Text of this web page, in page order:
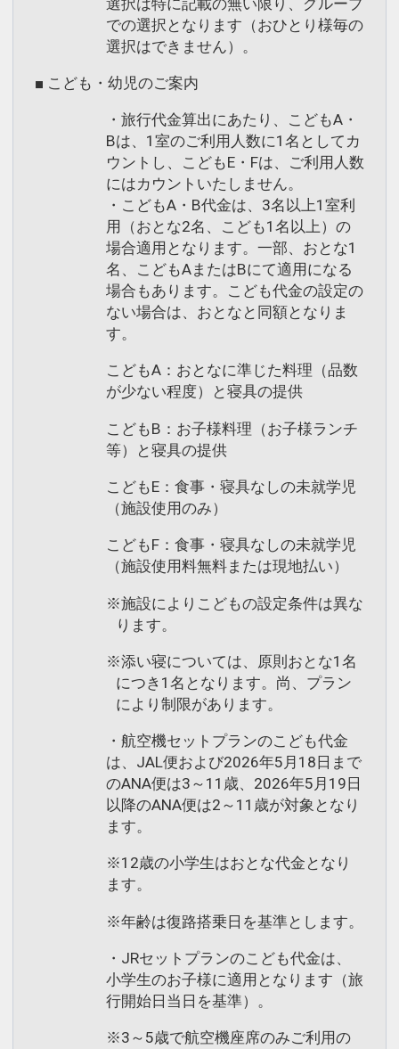
での選択となります（おひとり様毎の
選択はできません）。
■ こども・幼児のご案内
・旅行代金算出にあたり、こどもA・
Bは、1室のご利用人数に1名としてカ
ウントし、こどもE・Fは、ご利用人数
にはカウントいたしません。
・こどもA・B代金は、3名以上1室利
用（おとな2名、こども1名以上）の
場合適用となります。一部、おとな1
名、こどもAまたはBにて適用になる
場合もあります。こども代金の設定の
ない場合は、おとなと同額となりま
す。
こどもA：おとなに準じた料理（品数
が少ない程度）と寝具の提供
こどもB：お子様料理（お子様ランチ
等）と寝具の提供
こどもE：食事・寝具なしの未就学児
（施設使用のみ）
こどもF：食事・寝具なしの未就学児
（施設使用料無料または現地払い）
※施設によりこどもの設定条件は異な
ります。
※添い寝については、原則おとな1名
につき1名となります。尚、プラン
により制限があります。
・航空機セットプランのこども代金
は、JAL便および2026年5月18日まで
のANA便は3～11歳、2026年5月19日
以降のANA便は2～11歳が対象となり
ます。
※12歳の小学生はおとな代金となり
ます。
※年齢は復路搭乗日を基準とします。
・JRセットプランのこども代金は、
小学生のお子様に適用となります（旅
行開始日当日を基準）。
※3～5歳で航空機座席のみご利用の